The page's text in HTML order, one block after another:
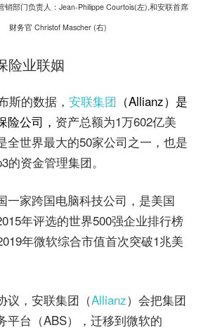
销部门负责人：Jean-Philippe Courtois(左),和安联首席
财务官 Christof Mascher (右)
险业联姻
斯的数据， 安联集团 （Allianz）是
险公司， 资产总额为1万602亿美
全世界最大的50家公司之一，也是
的资金管理集团。
一家跨国电脑科技公司，是美国
年评选的世界500强企业排行榜
年微软综合市值首次突破1兆美
议，安联集团（Allianz）会把集团
平台（ABS），迁移到微软的